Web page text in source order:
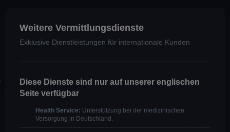
Weitere Vermittlungsdienste
Exklusive Dienstleistungen für internationale Kunden
Diese Dienste sind nur auf unserer englischen
Seite verfügbar
Health Service: Unterstützung bei der medizinischen
Versorgung in Deutschland.